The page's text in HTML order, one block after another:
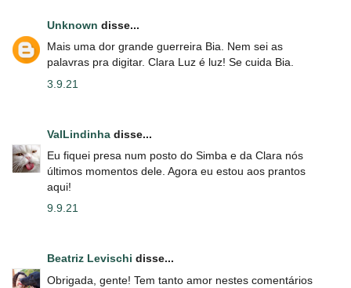
Unknown disse...
Mais uma dor grande guerreira Bia. Nem sei as
palavras pra digitar. Clara Luz é luz! Se cuida Bia.
3.9.21
ValLindinha disse...
Eu fiquei presa num posto do Simba e da Clara nós
últimos momentos dele. Agora eu estou aos prantos
aqui!
9.9.21
Beatriz Levischi disse...
Obrigada, gente! Tem tanto amor nestes comentários